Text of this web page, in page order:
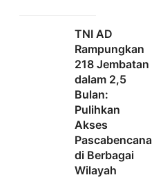
TNI AD
Rampungkan
218 Jembatan
dalam 2,5
Bulan:
Pulihkan
Akses
Pascabencana
di Berbagai
Wilayah